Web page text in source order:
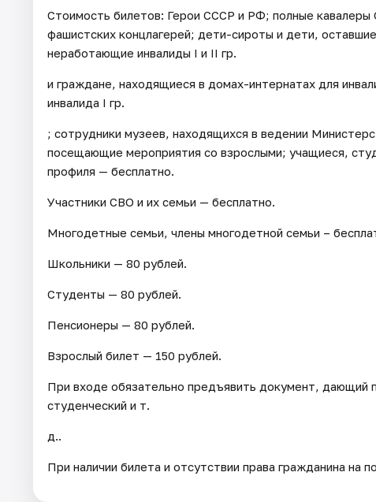
Стоимость билетов: Герои СССР и РФ; полные
фашистских концлагерей; дети-сироты и дети,
неработающие инвалиды I и II гр.
и граждане, находящиеся в домах-интернатах для
инвалида I гр.
; сотрудники музеев, находящихся в ведении
посещающие мероприятия со взрослыми; учащиеся,
профиля — бесплатно.
Участники СВО и их семьи — бесплатно.
Многодетные семьи, члены многодетной семьи –
Школьники — 80 рублей.
Студенты — 80 рублей.
Пенсионеры — 80 рублей.
Взрослый билет — 150 рублей.
При входе обязательно предъявить документ,
студенческий и т.
д..
При наличии билета и отсутствии права гражданина на